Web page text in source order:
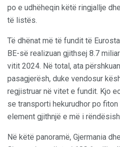
po e udhëheqin këtë ringjallje
të listës.
Të dhënat më të fundit të
BE-së realizuan gjithsej 8.7
vitit 2024. Në total, ata
pasagjerësh, duke vendosur
regjistruar në vitet e fundit. Kjo
se transporti hekurudhor po
element gjithnjë e më i
Në këtë panoramë, Gjermania